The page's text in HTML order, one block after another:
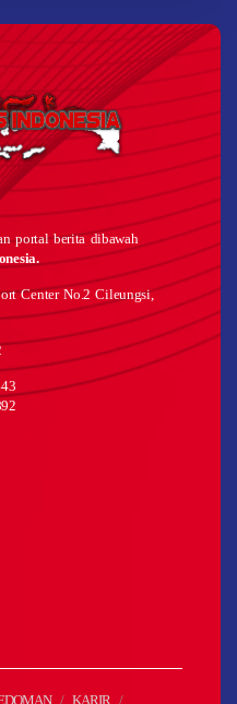
portal berita dibawah
Center No.2 Cileungsi,
KARIR